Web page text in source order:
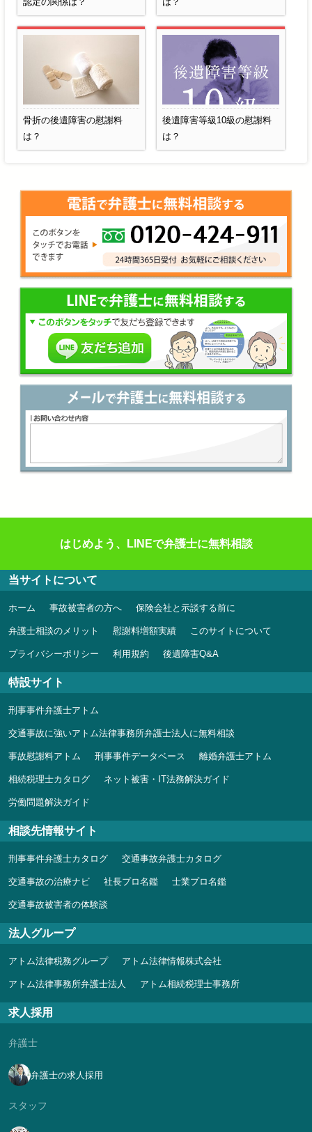
骨折の後遺障害の慰謝料
は？
後遺障害等級10級の慰謝料
は？
はじめよう、LINEで弁護士に無料相談
当サイトについて
ホーム 事故被害者の方へ 保険会社と示談する前に
弁護士相談のメリット 慰謝料増額実績 このサイトについて
プライバシーポリシー 利用規約 後遺障害Q&A
特設サイト
刑事事件弁護士アトム
交通事故に強いアトム法律事務所弁護士法人に無料相談
事故慰謝料アトム 刑事事件データベース 離婚弁護士アトム
相続税理士カタログ ネット被害・IT法務解決ガイド
労働問題解決ガイド
相談先情報サイト
刑事事件弁護士カタログ 交通事故弁護士カタログ
交通事故の治療ナビ 社長プロ名鑑 士業プロ名鑑
交通事故被害者の体験談
法人グループ
アトム法律税務グループ アトム法律情報株式会社
アトム法律事務所弁護士法人 アトム相続税理士事務所
求人採用
弁護士
弁護士の求人採用
スタッフ